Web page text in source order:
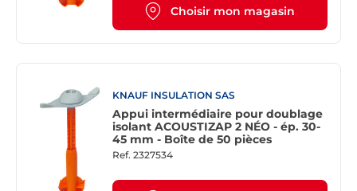
Choisir mon magasin
KNAUF INSULATION SAS
Appui intermédiaire pour doublage
isolant ACOUSTIZAP 2 NÉO - ép. 30-
45 mm - Boîte de 50 pièces
Ref. 2327534